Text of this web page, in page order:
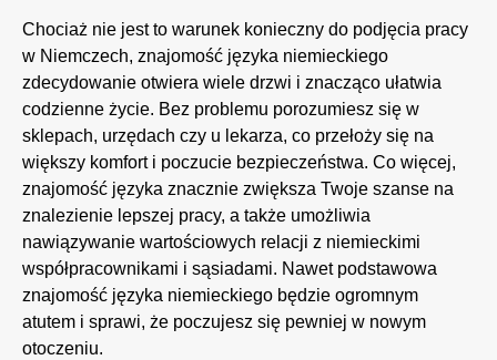
Chociaż nie jest to warunek konieczny do podjęcia pracy
w Niemczech, znajomość języka niemieckiego
zdecydowanie otwiera wiele drzwi i znacząco ułatwia
codzienne życie. Bez problemu porozumiesz się w
sklepach, urzędach czy u lekarza, co przełoży się na
większy komfort i poczucie bezpieczeństwa. Co więcej,
znajomość języka znacznie zwiększa Twoje szanse na
znalezienie lepszej pracy, a także umożliwia
nawiązywanie wartościowych relacji z niemieckimi
współpracownikami i sąsiadami. Nawet podstawowa
znajomość języka niemieckiego będzie ogromnym
atutem i sprawi, że poczujesz się pewniej w nowym
otoczeniu.